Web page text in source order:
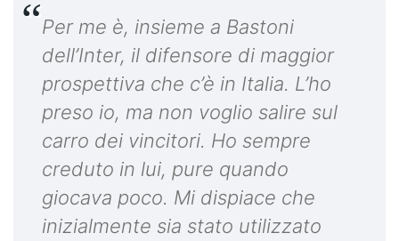
Per me è, insieme a Bastoni
dell’Inter, il difensore di maggior
prospettiva che c’è in Italia. L’ho
preso io, ma non voglio salire sul
carro dei vincitori. Ho sempre
creduto in lui, pure quando
giocava poco. Mi dispiace che
inizialmente sia stato utilizzato